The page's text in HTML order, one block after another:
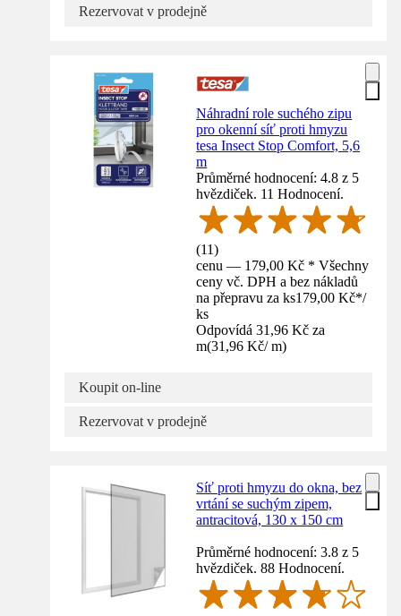
Rezervovat v prodejně
Náhradní role suchého zipu
pro okenní síť proti hmyzu
tesa Insect Stop Comfort, 5,6
m
Průměrné hodnocení: 4.8 z 5
hvězdiček. 11 Hodnocení.
(11)
cenu — 179,00 Kč * Všechny
ceny vč. DPH a bez nákladů
na přepravu za ks179,00 Kč*/
ks
Odpovídá 31,96 Kč za
m(31,96 Kč/ m)
Koupit on-line
Rezervovat v prodejně
Síť proti hmyzu do okna, bez
vrtání se suchým zipem,
antracitová, 130 x 150 cm
Průměrné hodnocení: 3.8 z 5
hvězdiček. 88 Hodnocení.